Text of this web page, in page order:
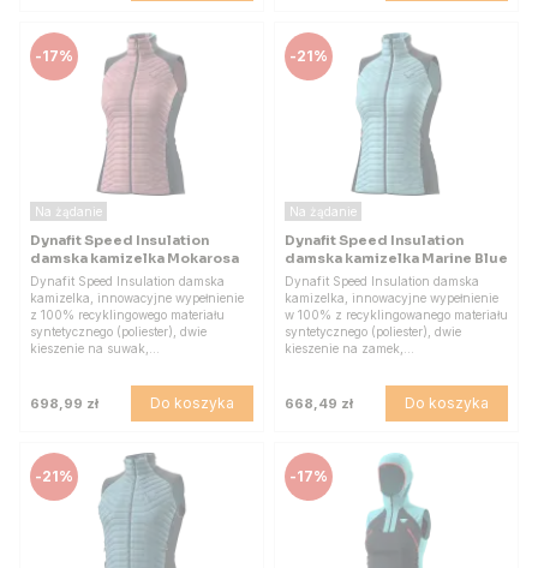
-17%
Na żądanie
Dynafit Speed Insulation
damska kamizelka Mokarosa
Dynafit Speed Insulation damska
kamizelka, innowacyjne wypełnienie
z 100% recyklingowego materiału
syntetycznego (poliester), dwie
kieszenie na suwak,…
698,99 zł Do koszyka
-21%
Na żądanie
Dynafit Speed Insulation
damska kamizelka Marine Blue
Dynafit Speed Insulation damska
kamizelka, innowacyjne wypełnienie
w 100% z recyklingowanego materiału
syntetycznego (poliester), dwie
kieszenie na zamek,…
668,49 zł Do koszyka
-21% -17%